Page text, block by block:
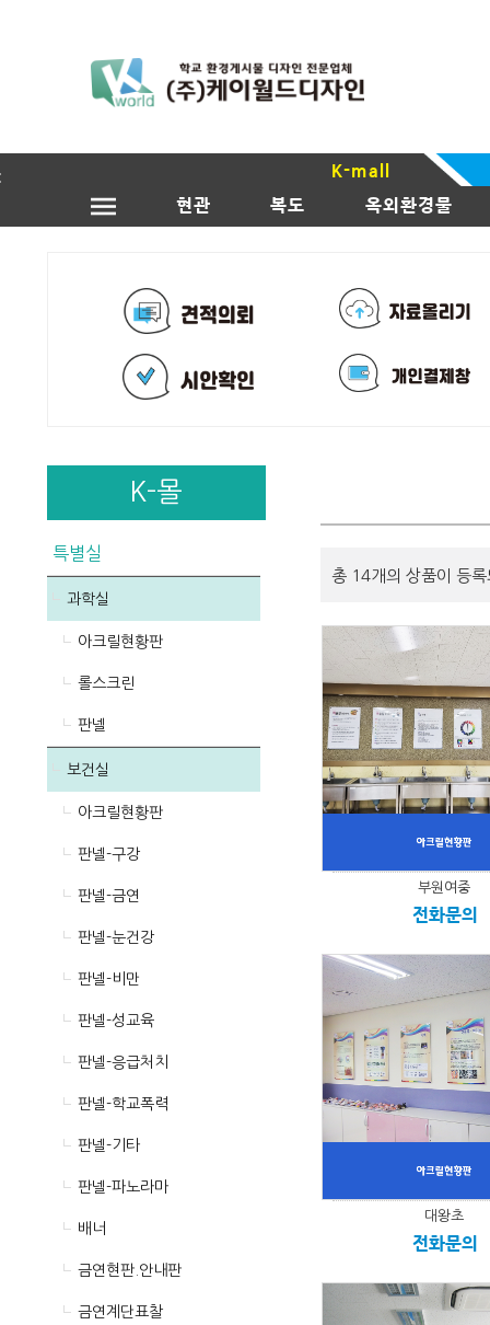
K-mall
현관
복도 옥외환경물
K-몰
특별실
과학실
아크릴현황판
롤스크린
판넬
보건실
아크릴현황판
판넬-구강
판넬-금연
판넬-눈건강
판넬-비만
판넬-성교육
판넬-응급처치
판넬-학교폭력
판넬-기타
판넬-파노라마
배너
금연현판.안내판
금연계단표찰
총 14개의 상품이 등
부원여중
전화문의
대왕초
전화문의